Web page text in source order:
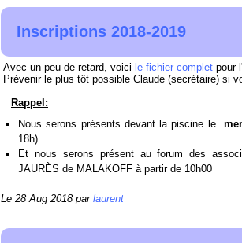
Inscriptions 2018-2019
Avec un peu de retard, voici le fichier complet pour
Prévenir le plus tôt possible Claude (secrétaire) si
Rappel:
Nous serons présents devant la piscine le
18h)
Etnous serons présent au forum des
JAURÈS de MALAKOFF à partir de 10h00
Le 28 Aug 2018 par laurent